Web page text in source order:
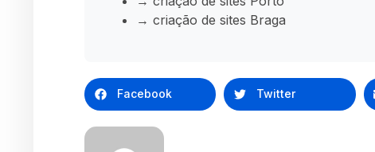
→ criação de sites Braga
Facebook Twitter